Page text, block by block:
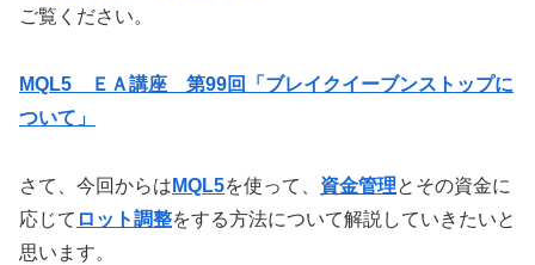
ご覧ください。
MQL5 ＥＡ講座 第99回「ブレイクイーブンストップに
ついて」
さて、今回からは MQL5を使って、 資金管理とその資金に
応じて ロット調整をする方法について解説していきたいと
思います。